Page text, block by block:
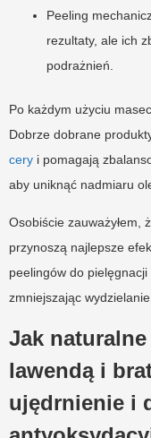
Peeling
rezultaty, ale ich
podrażnień.
Po każdym użyciu
Dobrze dobrane
cery i pomagają
aby uniknąć nadmiaru
Osobiście zauważyłem,
przynoszą najlepsze
peelingów do
zmniejszając
Jak
lawendą i
ujędrnienie i